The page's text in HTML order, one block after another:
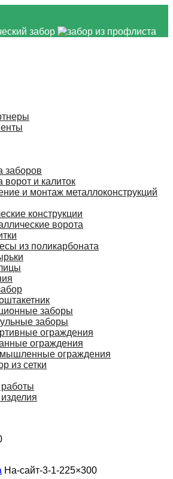
заборов
ворот и калиток
и монтаж металлоконструкций
конструкции
ворота
из поликарбоната
заборы
заборы
ограждения
ограждения
ограждения
из сетки
На-сайт-3-1-225×300